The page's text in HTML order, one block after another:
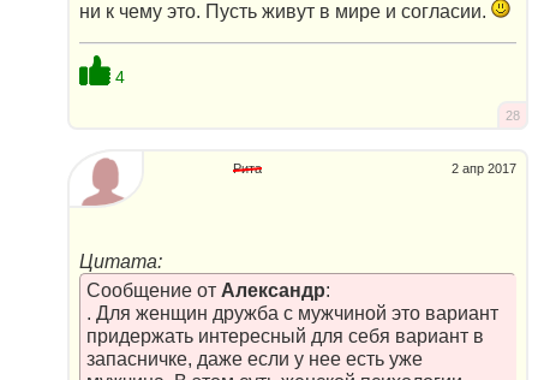
ни к чему это. Пусть живут в мире и согласии.
4
28
2 апр 2017
Рита
Цитата:
Сообщение от Александр:
. Для женщин дружба с мужчиной это вариант
придержать интересный для себя вариант в
запасничке, даже если у нее есть уже